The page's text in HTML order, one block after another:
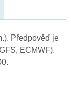
Předpověď je
ECMWF).